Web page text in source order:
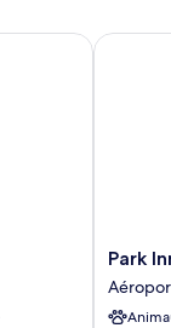
Park
Inn
by
Park
Park